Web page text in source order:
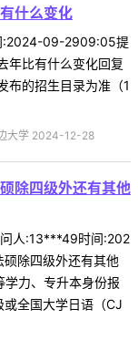
什么变化
:2024-09-2909:05提
年比有什么变化回复
布的招生目录为准（1
大学 2024-12-28
除四级外还有其他
人:13***49时间:202
除四级外还有其他
学力、专升本身份报
全国大学日语（CJ